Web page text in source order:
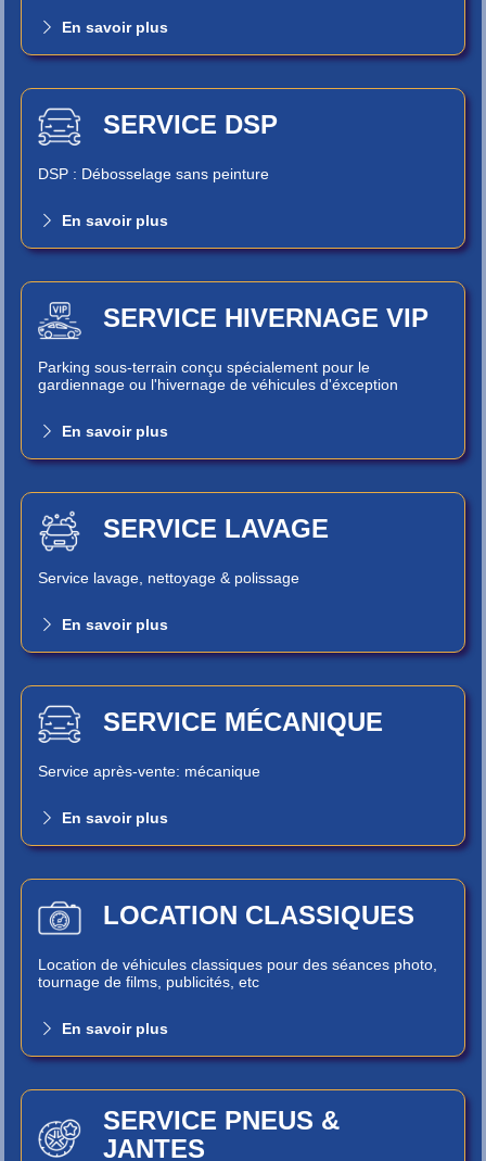
En savoir plus
SERVICE DSP
DSP : Débosselage sans peinture
En savoir plus
SERVICE HIVERNAGE VIP
Parking sous-terrain conçu spécialement pour le
gardiennage ou l'hivernage de véhicules d'éxception
En savoir plus
SERVICE LAVAGE
Service lavage, nettoyage & polissage
En savoir plus
SERVICE MÉCANIQUE
Service après-vente: mécanique
En savoir plus
LOCATION CLASSIQUES
Location de véhicules classiques pour des séances photo,
tournage de films, publicités, etc
En savoir plus
SERVICE PNEUS &
JANTES